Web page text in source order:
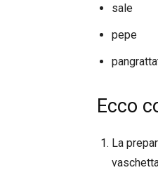
sale
pepe
Ecco
La